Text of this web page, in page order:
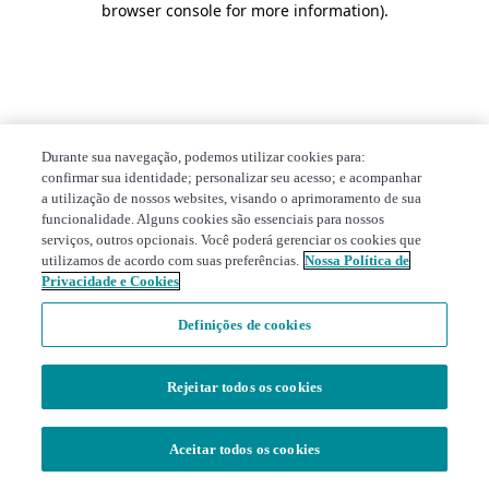
browser console for more information).
Durante sua navegação, podemos utilizar cookies para:
confirmar sua identidade; personalizar seu acesso; e acompanhar
a utilização de nossos websites, visando o aprimoramento de sua
funcionalidade. Alguns cookies são essenciais para nossos
serviços, outros opcionais. Você poderá gerenciar os cookies que
utilizamos de acordo com suas preferências. Nossa Política de
Privacidade e Cookies
Definições de cookies
Rejeitar todos os cookies
Aceitar todos os cookies